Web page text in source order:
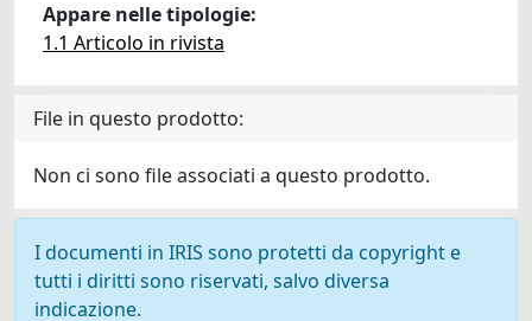
Appare nelle tipologie:
1.1 Articolo in rivista
File in questo prodotto:
Non ci sono file associati a questo prodotto.
I documenti in IRIS sono protetti da copyright e
tutti i diritti sono riservati, salvo diversa
indicazione.